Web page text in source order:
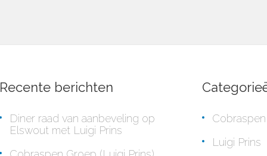
Recente berichten
Diner raad van aanbeveling op
Elswout met Luigi Prins
Cobraspen
Luigi Prins